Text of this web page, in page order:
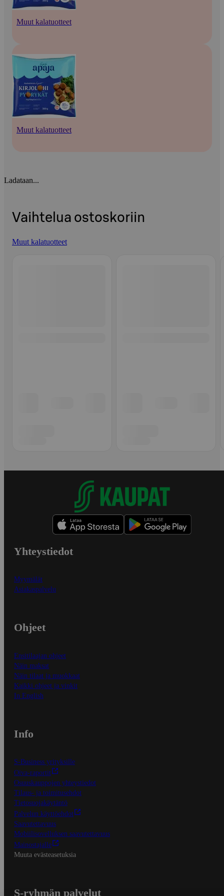
Muut kalatuotteet
Muut kalatuotteet
Ladataan...
Vaihtelua ostoskoriin
Muut kalatuotteet
Yhteystiedot
Myymälät
Asiakaspalvelu
Ohjeet
Ensitilaajan ohjeet
Näin maksat
Näin tilaat ja muokkaat
Kaikki ohjeet ja vinkit
In English
Info
S-Business yrityksille
Oiva-raportit
Osuuskauppojen yhteystiedot
Tilaus- ja toimitusehdot
Tietosuojakäytäntö
Palvelun käyttöehdot
Saavutettavuus
Mobiilisovelluksen saavutettavuus
Mainostajalle
Muuta evästeasetuksia
S-ryhmän palvelut